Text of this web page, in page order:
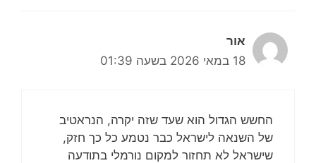
אור
18 במאי 2026 בשעה 01:39
החשש הגדול הוא שעד שזה יקרה, הנראטיב
של השנאה לישראל כבר נטמע כל כך חזק,
שישראל לא תחזור למקום נורמלי בתודעה